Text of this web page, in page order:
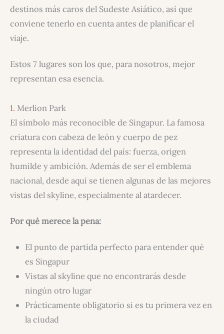
destinos más caros del Sudeste Asiático, así que
conviene tenerlo en cuenta antes de planificar el
viaje.
Estos 7 lugares son los que, para nosotros, mejor
representan esa esencia.
1. Merlion Park
El símbolo más reconocible de Singapur. La famosa
criatura con cabeza de león y cuerpo de pez
representa la identidad del país: fuerza, origen
humilde y ambición. Además de ser el emblema
nacional, desde aquí se tienen algunas de las mejores
vistas del skyline, especialmente al atardecer.
Por qué merece la pena:
El punto de partida perfecto para entender qué
es Singapur
Vistas al skyline que no encontrarás desde
ningún otro lugar
Prácticamente obligatorio si es tu primera vez en
la ciudad